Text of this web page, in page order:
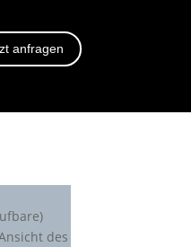
anfragen
des